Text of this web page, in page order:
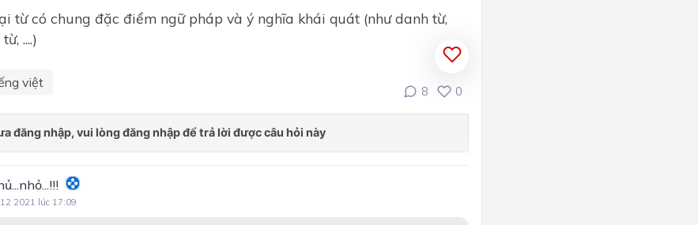
từ có chung đặc điểm ngữ pháp và ý nghĩa khái quát (như danh từ,
....)
việt
8 0
2021 lúc 17:09